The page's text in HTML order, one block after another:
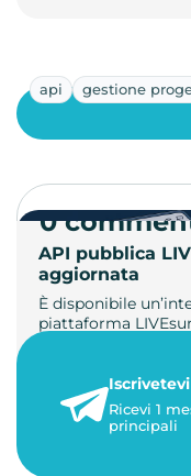
api gestione
API pubblica
aggiornata
È disponibile
piattaforma
23 maggio 2026
1 minuto di lettura
0
Ricevi 1
principali